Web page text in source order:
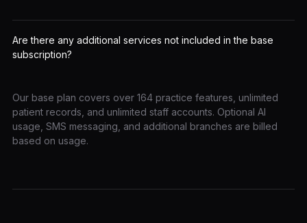
Are there any additional services not included in the base
subscription?
Our base plan covers over 164 practice features, unlimited
patient records, and unlimited staff accounts. Optional AI
usage, SMS messaging, and additional branches are billed
based on usage.